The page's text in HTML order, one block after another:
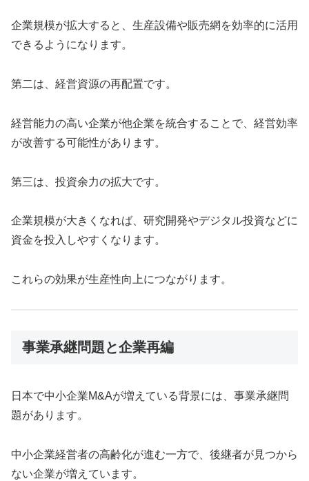
企業規模が拡大すると、生産設備や販売網を効率的に活用
できるようになります。
第二は、経営資源の再配置です。
経営能力の高い企業が他企業を統合することで、経営効率
が改善する可能性があります。
第三は、投資余力の拡大です。
企業規模が大きくなれば、研究開発やデジタル投資などに
資金を投入しやすくなります。
これらの効果が生産性向上につながります。
事業承継問題と企業再編
日本で中小企業M&Aが増えている背景には、事業承継問
題があります。
中小企業経営者の高齢化が進む一方で、後継者が見つから
ない企業が増えています。